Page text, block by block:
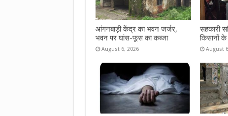
आंगनबाड़ी केंद्र का भवन जर्जर,
भवन पर घांस-फूस का कब्जा
August 6, 2026
सहकारी
किसानों
August